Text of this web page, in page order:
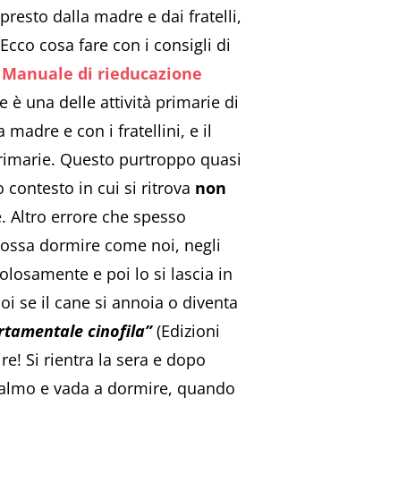
dalla madre e dai fratelli,
cosa fare con i consigli di
Manuale di rieducazione
è una delle attività primarie di
madre e con i fratellini, e il
Questo purtroppo quasi
contesto in cui si ritrova non
Altro errore che spesso
dormire come noi, negli
e poi lo si lascia in
se il cane si annoia o diventa
cinofila”(Edizioni
Si rientra la sera e dopo
e vada a dormire, quando